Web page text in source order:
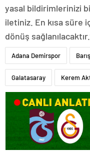
yasal bildirimlerinizi
iletiniz. En kısa süre
dönüş
Adana Demirspor
Galatasaray Kerem